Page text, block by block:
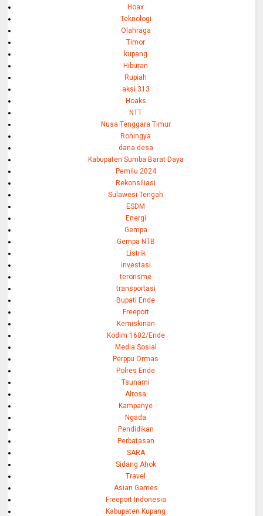
Hoax
Teknologi
Olahraga
Timor
kupang
Hiburan
Rupiah
aksi 313
Hoaks
NTT
Nusa Tenggara Timur
Rohingya
dana desa
Kabupaten Sumba Barat Daya
Pemilu 2024
Rekonsiliasi
Sulawesi Tengah
ESDM
Energi
Gempa
Gempa NTB
Listrik
investasi
terorisme
transportasi
Bupati Ende
Freeport
Kemiskinan
Kodim 1602/Ende
Media Sosial
Perppu Ormas
Polres Ende
Tsunami
Alrosa
Kampanye
Ngada
Pendidikan
Perbatasan
SARA
Sidang Ahok
Travel
Asian Games
Freeport Indonesia
Kabupaten Kupang